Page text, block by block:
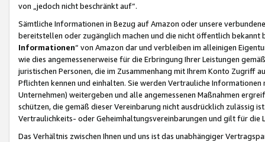
von „jedoch nicht beschränkt auf“.
Sämtliche Informationen in Bezug auf Amazon oder unsere
bereitstellen oder zugänglich machen und die nicht öffentlich
Informationen“ von Amazon dar und verbleiben im alleinigen
wie dies angemessenerweise für die Erbringung Ihrer Leistungen
juristischen Personen, die im Zusammenhang mit Ihrem Konto
Pflichten kennen und einhalten. Sie werden Vertrauliche
Unternehmen) weitergeben und alle angemessenen Maßnahmen
schützen, die gemäß dieser Vereinbarung nicht ausdrücklich zulässig
Vertraulichkeits- oder Geheimhaltungsvereinbarungen und gilt für die
Das Verhältnis zwischen Ihnen und uns ist das unabhängiger